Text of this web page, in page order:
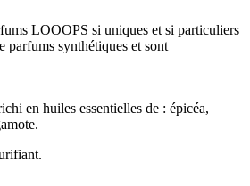
LOOOPS si uniques et si particuliers
parfums synthétiques et sont
en huiles essentielles de : épicéa,